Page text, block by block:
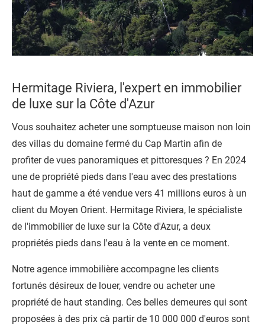
Hermitage Riviera, l'expert en immobilier
de luxe sur la Côte d'Azur
Vous souhaitez acheter une somptueuse maison non loin
des villas du domaine fermé du Cap Martin afin de
profiter de vues panoramiques et pittoresques ? En 2024
une de propriété pieds dans l'eau avec des prestations
haut de gamme a été vendue vers 41 millions euros à un
client du Moyen Orient. Hermitage Riviera, le spécialiste
de l'immobilier de luxe sur la Côte d'Azur, a deux
propriétés pieds dans l'eau à la vente en ce moment.
Notre agence immobilière accompagne les clients
fortunés désireux de louer, vendre ou acheter une
propriété de haut standing. Ces belles demeures qui sont
proposées à des prix cà partir de 10 000 000 d'euros sont